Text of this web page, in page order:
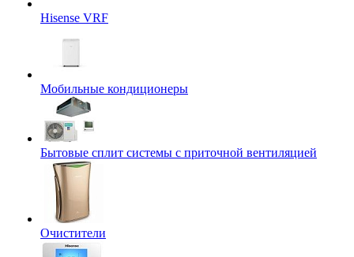
Hisense VRF
Мобильные кондиционеры
Бытовые сплит системы с приточной вентиляцией
Очистители